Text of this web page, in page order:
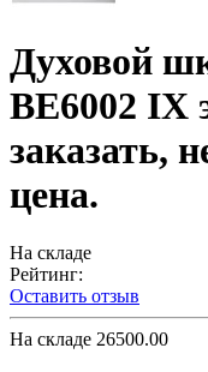
Духовой
BE6002 IX
заказать,
цена.
На складе
Рейтинг:
Оставить отзыв
На складе 26500.00